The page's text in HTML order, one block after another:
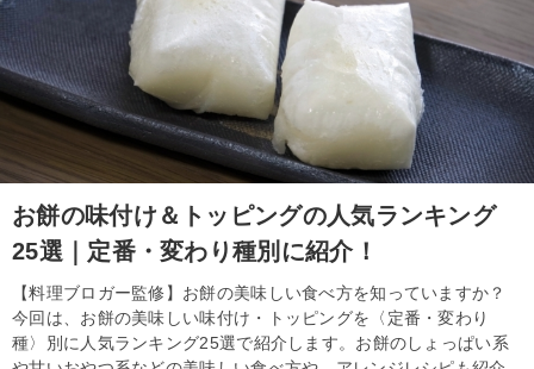
お餅の味付け＆トッピングの人気ランキング
25選｜定番・変わり種別に紹介！
【料理ブロガー監修】お餅の美味しい食べ方を知っていますか？
今回は、お餅の美味しい味付け・トッピングを〈定番・変わり
種〉別に人気ランキング25選で紹介します。お餅のしょっぱい系